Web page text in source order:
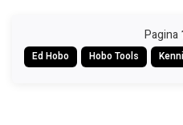
Pagina
Ed Hobo Hobo Tools